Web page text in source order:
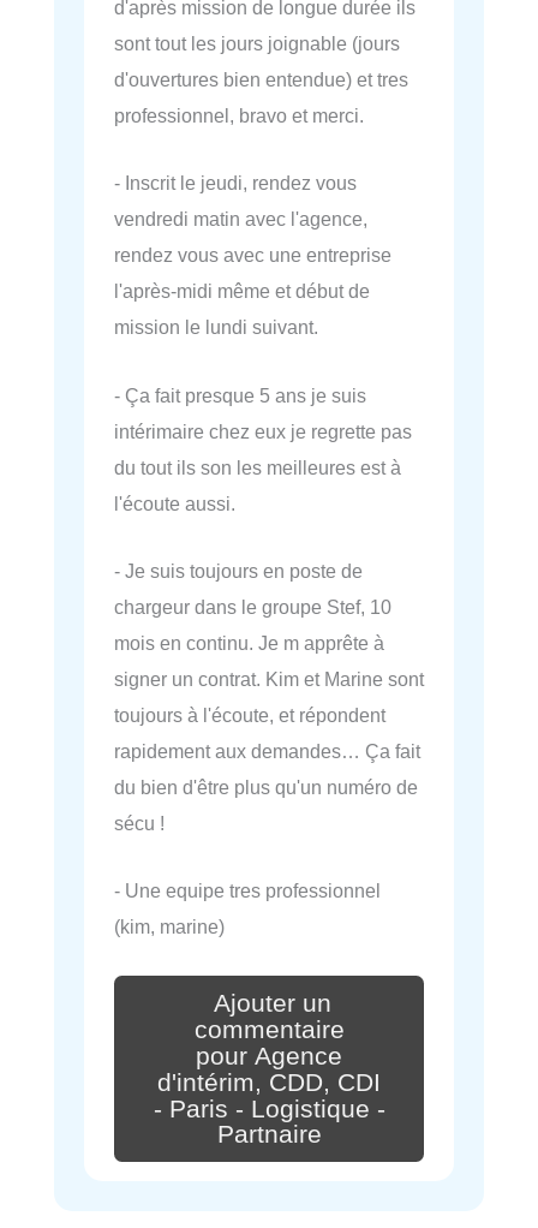
d'après mission de longue durée ils
sont tout les jours joignable (jours
d'ouvertures bien entendue) et tres
professionnel, bravo et merci.
- Inscrit le jeudi, rendez vous
vendredi matin avec l'agence,
rendez vous avec une entreprise
l'après-midi même et début de
mission le lundi suivant.
- Ça fait presque 5 ans je suis
intérimaire chez eux je regrette pas
du tout ils son les meilleures est à
l'écoute aussi.
- Je suis toujours en poste de
chargeur dans le groupe Stef, 10
mois en continu. Je m apprête à
signer un contrat. Kim et Marine sont
toujours à l'écoute, et répondent
rapidement aux demandes… Ça fait
du bien d'être plus qu'un numéro de
sécu !
- Une equipe tres professionnel
(kim, marine)
Ajouter un
commentaire
pour Agence
d'intérim, CDD, CDI
- Paris - Logistique -
Partnaire